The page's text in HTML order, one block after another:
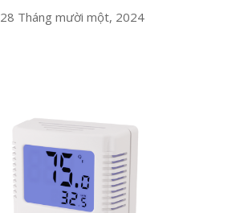
28 Tháng mười một, 2024